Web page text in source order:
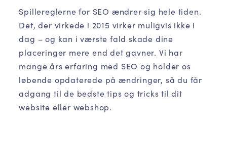
Spillereglerne for SEO ændrer sig hele tiden.
Det, der virkede i 2015 virker muligvis ikke i
dag – og kan i værste fald skade dine
placeringer mere end det gavner. Vi har
mange års erfaring med SEO og holder os
løbende opdaterede på ændringer, så du får
adgang til de bedste tips og tricks til dit
website eller webshop.